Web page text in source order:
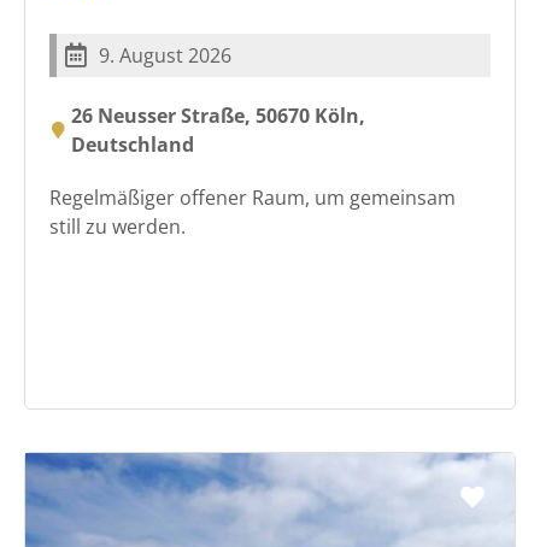
9. August 2026
26 Neusser Straße, 50670 Köln,
Deutschland
Regelmäßiger offener Raum, um gemeinsam
still zu werden.